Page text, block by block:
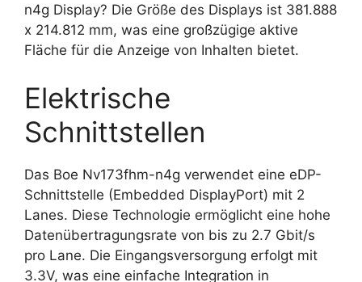
n4g Display? Die Größe des Displays ist 381.888
x 214.812 mm, was eine großzügige aktive
Fläche für die Anzeige von Inhalten bietet.
Elektrische
Schnittstellen
Das Boe Nv173fhm-n4g verwendet eine eDP-
Schnittstelle (Embedded DisplayPort) mit 2
Lanes. Diese Technologie ermöglicht eine hohe
Datenübertragungsrate von bis zu 2.7 Gbit/s
pro Lane. Die Eingangsversorgung erfolgt mit
3.3V, was eine einfache Integration in